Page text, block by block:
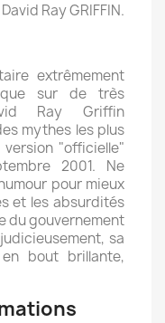
Ray GRIFFIN.
extrêmement
sur de très
Ray Griffin
mythes les plus
"officielle"
2001. Ne
pour mieux
et les absurdités
du gouvernement
sa
bout brillante,